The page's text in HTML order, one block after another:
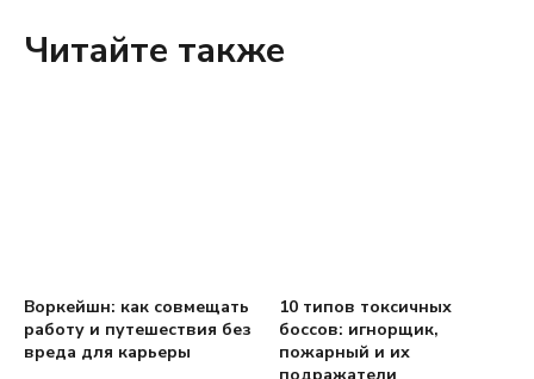
Читайте также
Воркейшн: как совмещать
работу и путешествия без
вреда для карьеры
10 типов токсичных
боссов: игнорщик,
пожарный и их